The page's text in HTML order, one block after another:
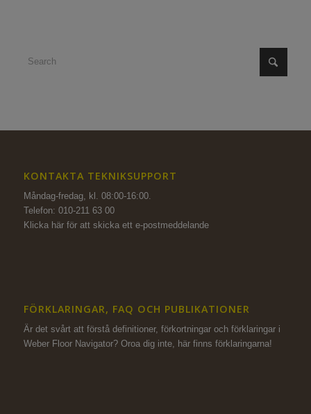
KONTAKTA TEKNIKSUPPORT
Måndag-fredag, kl. 08:00-16:00.
Telefon: 010-211 63 00
Klicka här för att skicka ett e-postmeddelande
FÖRKLARINGAR, FAQ OCH PUBLIKATIONER
Är det svårt att förstå definitioner, förkortningar och förklaringar i
Weber Floor Navigator? Oroa dig inte, här finns förklaringarna!